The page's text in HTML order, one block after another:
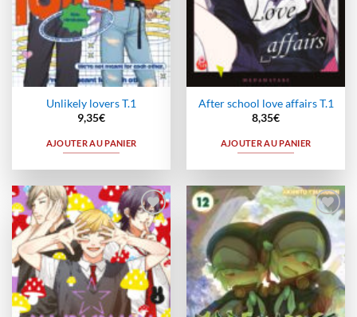
Unlikely lovers T.1
9,35€
AJOUTER AU PANIER
After school love affairs T.1
8,35€
AJOUTER AU PANIER
Ajouter
à la
wishlist
Ajouter
à la
wishlist